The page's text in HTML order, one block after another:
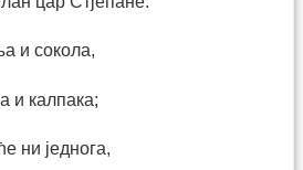
и сокола,
и калпака;
ни једнога,